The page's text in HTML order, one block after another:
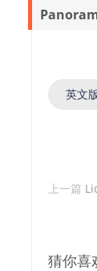
英文
上一篇
猜你喜